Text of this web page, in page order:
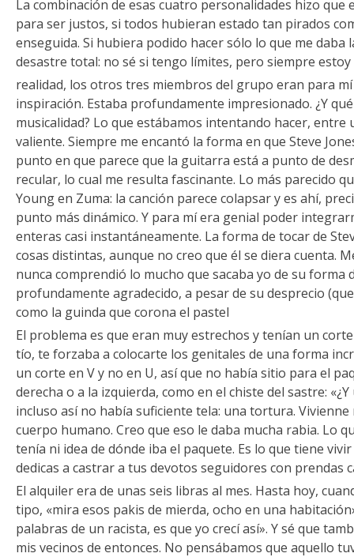
La combinación de esas cuatro personalidades hizo que
para ser justos, si todos hubieran estado tan pirados
enseguida. Si hubiera podido hacer sólo lo que me daba
desastre total: no sé si tengo límites, pero siempre
realidad, los otros tres miembros del grupo eran para
inspiración. Estaba profundamente impresionado. ¿Y
musicalidad? Lo que estábamos intentando hacer, entre
valiente. Siempre me encantó la forma en que Steve
punto en que parece que la guitarra está a punto de
recular, lo cual me resulta fascinante. Lo más parecido
Young en Zuma: la canción parece colapsar y es ahí,
punto más dinámico. Y para mí era genial poder
enteras casi instantáneamente. La forma de tocar de
cosas distintas, aunque no creo que él se diera cuenta.
nunca comprendió lo mucho que sacaba yo de su forma
profundamente agradecido, a pesar de su desprecio
como la guinda que corona el pastel
El problema es que eran muy estrechos y tenían un
tío, te forzaba a colocarte los genitales de una forma
un corte en V y no en U, así que no había sitio para el
derecha o a la izquierda, como en el chiste del sastre:
incluso así no había suficiente tela: una tortura.
cuerpo humano. Creo que eso le daba mucha rabia. Lo
tenía ni idea de dónde iba el paquete. Es lo que tiene
dedicas a castrar a tus devotos seguidores con prendas
El alquiler era de unas seis libras al mes. Hasta hoy,
tipo, «mira esos pakis de mierda, ocho en una
palabras de un racista, es que yo crecí así». Y sé que
mis vecinos de entonces. No pensábamos que aquello